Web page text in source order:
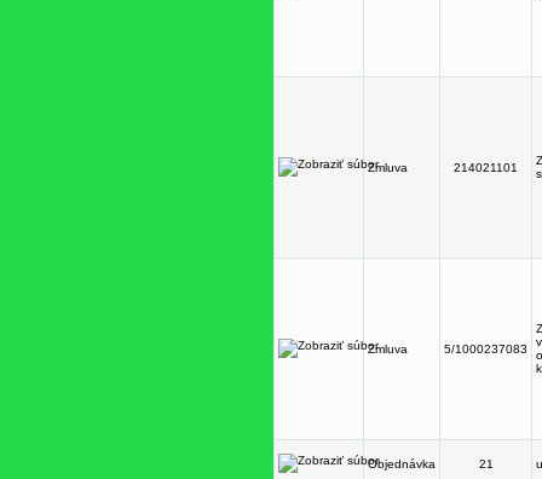
Zmluva 214021101
Zmluva 5/1000237083
Objednávka 21